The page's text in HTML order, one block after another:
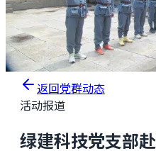
返回党群动态
活动报道
绿建科技党支部